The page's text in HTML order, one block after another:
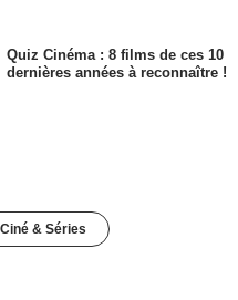
Quiz Cinéma : 8 films de ces 10
dernières années à reconnaître !
& Séries